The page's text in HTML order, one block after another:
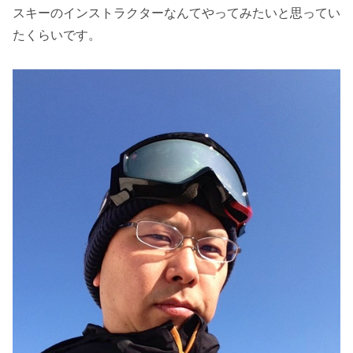
スキーのインストラクターなんてやってみたいと思ってい
たくらいです。